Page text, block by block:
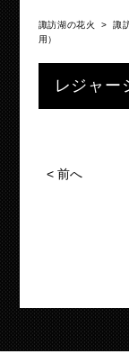
諏訪湖の花火 >諏
用）
レジャー
<前へ